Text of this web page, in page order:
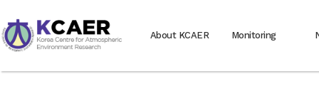
About KCAER Monitoring